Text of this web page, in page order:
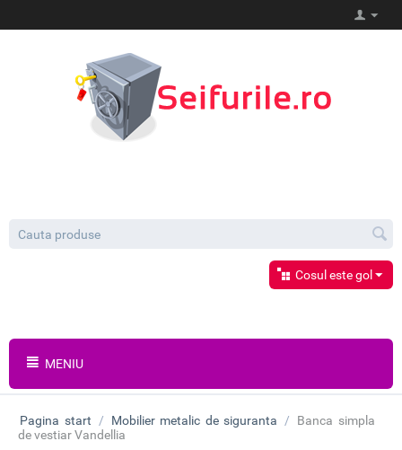
Cosul este gol
MENIU
Pagina start / Mobilier metalic de siguranta /
Banca simpla
de vestiar Vandellia